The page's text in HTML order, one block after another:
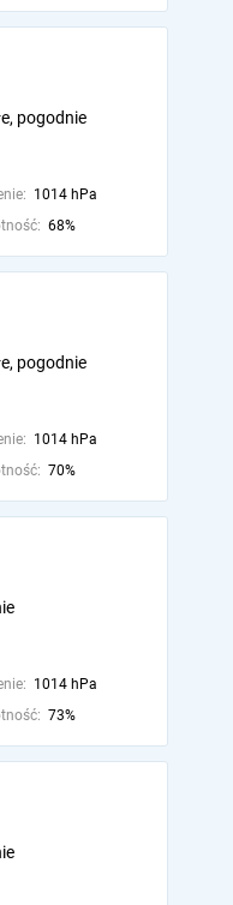
pogodnie
1014 hPa
68%
pogodnie
1014 hPa
70%
1014 hPa
73%